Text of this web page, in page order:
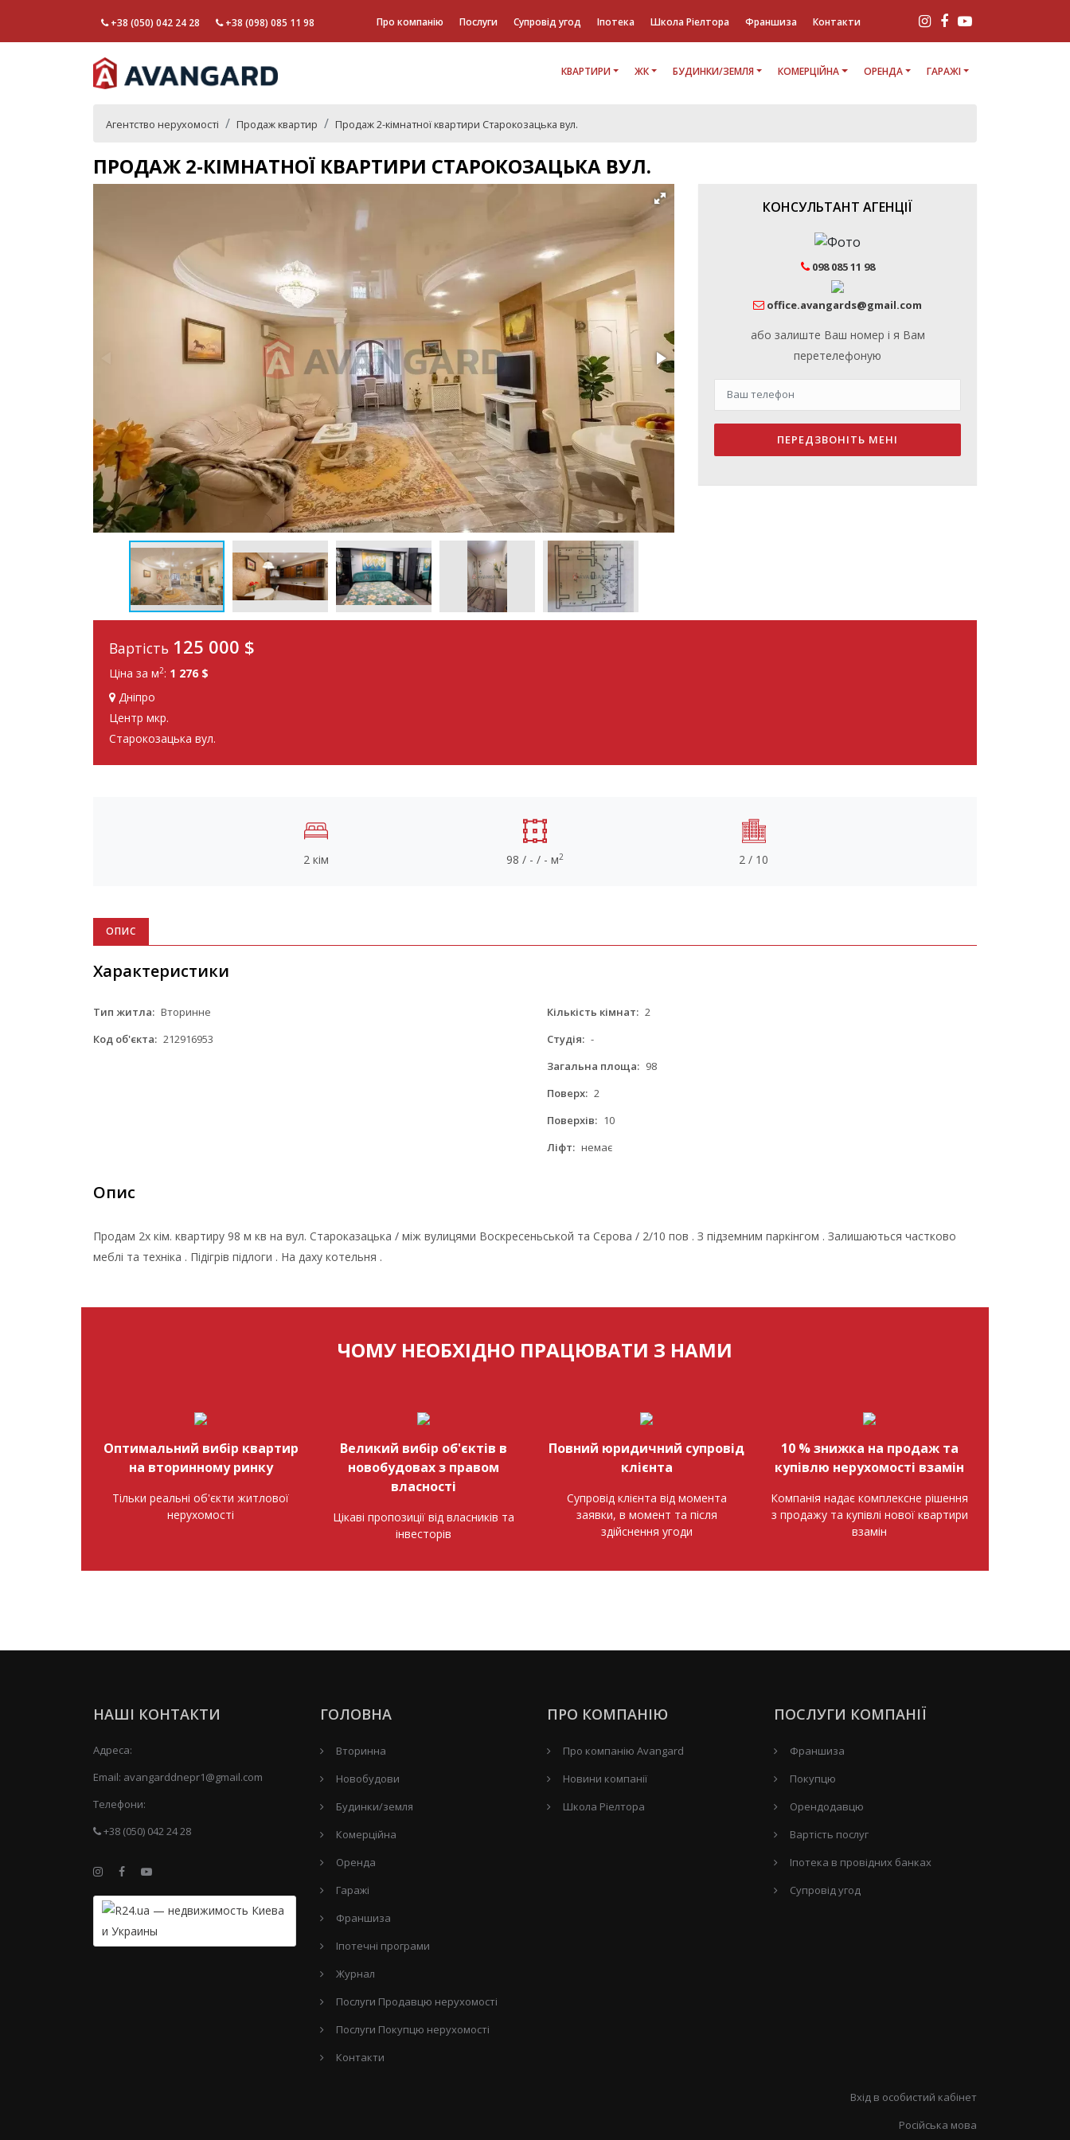
+38 (050) 042 24 28 +38 (098) 085 11 98 Про компанію Послуги Супровід угод Іпотека Школа Ріелтора Франшиза Контакти
КВАРТИРИ ЖК БУДИНКИ/ЗЕМЛЯ КОМЕРЦІЙНА ОРЕНДА ГАРАЖІ
Агентство нерухомості Продаж квартир Продаж 2-кімнатної квартири Старокозацька вул.
ПРОДАЖ 2-КІМНАТНОЇ КВАРТИРИ СТАРОКОЗАЦЬКА ВУЛ.
КОНСУЛЬТАНТ АГЕНЦІЇ
098 085 11 98
office.avangards@gmail.com
або залиште Ваш номер і я Вам
перетелефоную
ПЕРЕДЗВОНІТЬ МЕНІ
Вартість 125 000 $
Ціна за м2: 1 276 $
Дніпро
Центр мкр.
Старокозацька вул.
2 кім 98 / - / - м2 2 / 10
ОПИС
Характеристики
Тип житла: Вторинне
Код об'єкта: 212916953
Кількість кімнат: 2
Студія: -
Загальна площа: 98
Поверх: 2
Поверхів: 10
Ліфт: немає
Опис
Продам 2х кім. квартиру 98 м кв на вул. Староказацька / між вулицями Воскресеньськой та Сєрова / 2/10 пов . З підземним паркінгом . Залишаються частково
меблі та техніка . Підігрів підлоги . На даху котельня .
ЧОМУ НЕОБХІДНО ПРАЦЮВАТИ З НАМИ
Оптимальний вибір квартир
на вторинному ринку
Тільки реальні об'єкти житлової
нерухомості
Великий вибір об'єктів в
новобудовах з правом
власності
Цікаві пропозиції від власників та
інвесторів
Повний юридичний супровід
клієнта
Супровід клієнта від момента
заявки, в момент та після
здійснення угоди
10 % знижка на продаж та
купівлю нерухомості взамін
Компанія надає комплексне рішення
з продажу та купівлі нової квартири
взамін
НАШІ КОНТАКТИ
Адреса:
Email: avangarddnepr1@gmail.com
Телефони:
+38 (050) 042 24 28
ГОЛОВНА
Вторинна
Новобудови
Будинки/земля
Комерційна
Оренда
Гаражі
Франшиза
Іпотечні програми
Журнал
Послуги Продавцю нерухомості
Послуги Покупцю нерухомості
Контакти
ПРО КОМПАНІЮ
Про компанію Avangard
Новини компанії
Школа Ріелтора
ПОСЛУГИ КОМПАНІЇ
Франшиза
Покупцю
Орендодавцю
Вартість послуг
Іпотека в провідних банках
Супровід угод
Вхід в особистий кабінет
Російська мова